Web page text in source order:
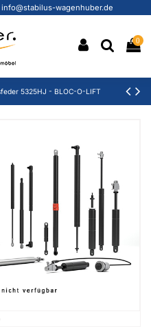
info@stabilus-wagenhuber.de
0
5325HJ - BLOC-O-LIFT